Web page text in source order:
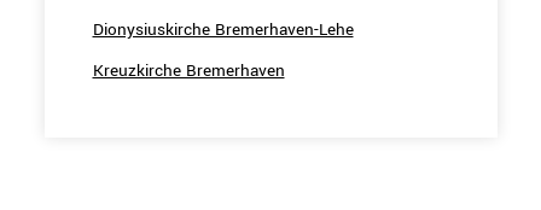
Dionysiuskirche Bremerhaven-Lehe
Kreuzkirche Bremerhaven